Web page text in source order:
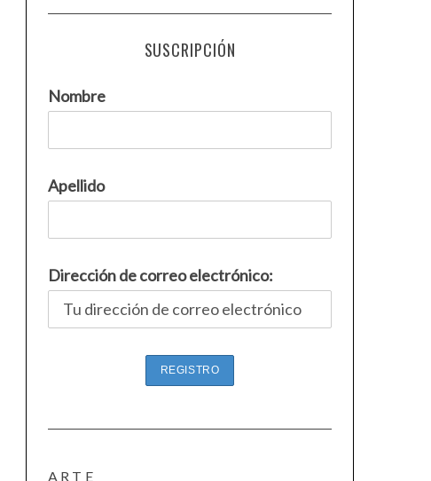
SUSCRIPCIÓN
Nombre
Apellido
Dirección de correo electrónico:
ARTE